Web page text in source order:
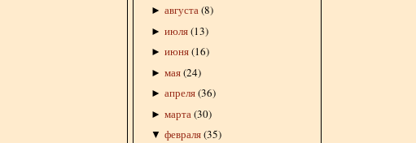
► августа(8)
► июля(13)
► июня(16)
► мая(24)
► апреля(36)
► марта (30)
▼ февраля(35)